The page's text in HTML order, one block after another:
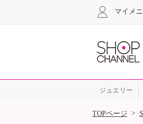
マイメ
ジュエリー
SALE
TOPページ >